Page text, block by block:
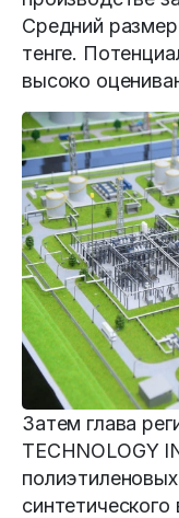
Средний
тенге.
высоко
Затем глава
TECHNOLOGY